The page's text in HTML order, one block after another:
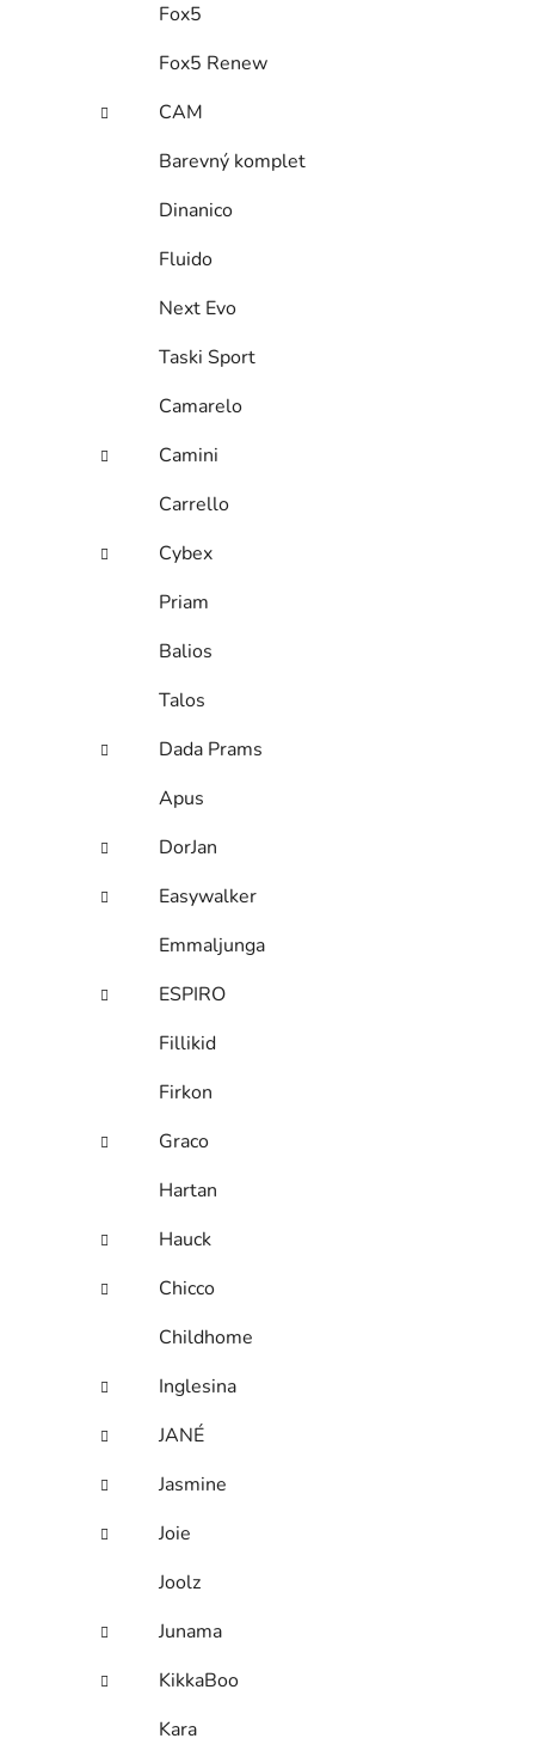
Fox5
Fox5 Renew
CAM
Barevný komplet
Dinanico
Fluido
Next Evo
Taski Sport
Camarelo
Camini
Carrello
Cybex
Priam
Balios
Talos
Dada Prams
Apus
DorJan
Easywalker
Emmaljunga
ESPIRO
Fillikid
Firkon
Graco
Hartan
Hauck
Chicco
Childhome
Inglesina
JANÉ
Jasmine
Joie
Joolz
Junama
KikkaBoo
Kara